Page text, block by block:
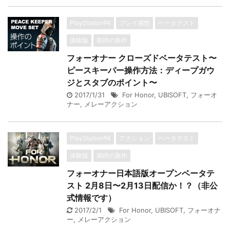
PlayStation®4 プレイ感想 ベータテスト
体験版 期待の新作
フォーオナー クローズドベータテスト〜
ピースキーパー操作方法：ディープガウ
ジとスタブのポイント〜
2017/1/31 For Honor, UBISOFT, フォーオ
ナー, メレーアクション
PlayStation®4 アクション ベータテスト
体験版 期待の新作
フォーオナー日本語版オープンベータテ
スト 2月8日〜2月13日配信か！？（非公
式情報です）
2017/2/1 For Honor, UBISOFT, フォーオナ
ー, メレーアクション